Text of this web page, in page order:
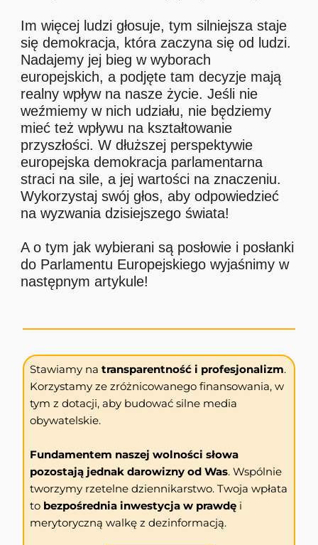
Im więcej ludzi głosuje, tym silniejsza staje
się demokracja, która zaczyna się od ludzi.
Nadajemy jej bieg w wyborach
europejskich, a podjęte tam decyzje mają
realny wpływ na nasze życie. Jeśli nie
weźmiemy w nich udziału, nie będziemy
mieć też wpływu na kształtowanie
przyszłości. W dłuższej perspektywie
europejska demokracja parlamentarna
straci na sile, a jej wartości na znaczeniu.
Wykorzystaj swój głos, aby odpowiedzieć
na wyzwania dzisiejszego świata!
A o tym jak wybierani są posłowie i posłanki
do Parlamentu Europejskiego wyjaśnimy w
następnym artykule!
Stawiamy natransparentność i profesjonalizm.
Korzystamy ze zróżnicowanego finansowania, w
tym z dotacji, aby budować silne media
obywatelskie.
Fundamentem naszej wolności słowa
pozostają jednak darowizny od Was. Wspólnie
tworzymy rzetelne dziennikarstwo. Twoja wpłata
to bezpośrednia inwestycja w prawdę i
merytoryczną walkę z dezinformacją.